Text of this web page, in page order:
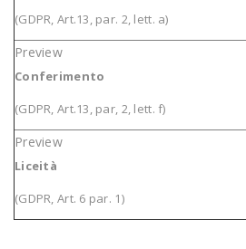
(GDPR, Art.13, par. 2, lett. a)
Conferimento
(GDPR, Art.13, par, 2, lett. f)
Liceità
(GDPR, Art. 6 par. 1)